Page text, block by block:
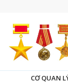
CƠ QUAN